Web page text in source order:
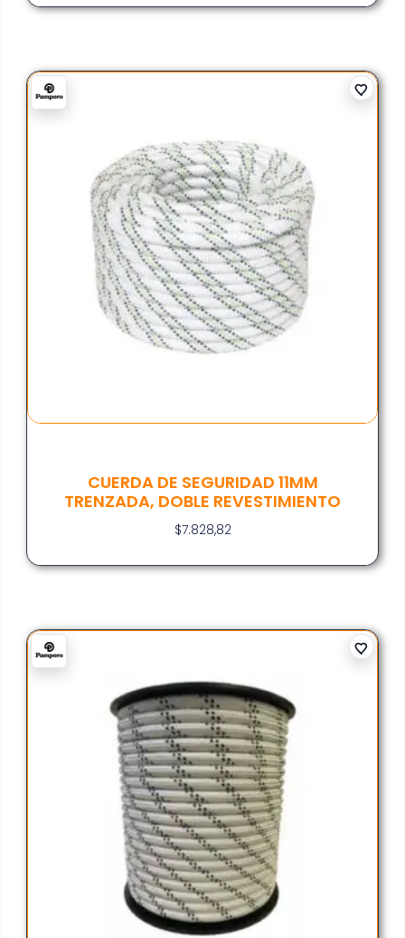
CUERDA DE SEGURIDAD 11MM
TRENZADA, DOBLE REVESTIMIENTO
$7.828,82